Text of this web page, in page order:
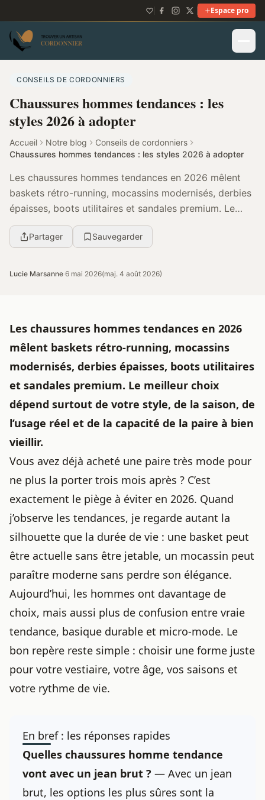
Espace pro
CONSEILS DE CORDONNIERS
Chaussures hommes tendances : les
styles 2026 à adopter
Accueil Notre blog
Conseils de cordonniers
Chaussures hommes tendances : les styles 2026 à adopter
Les chaussures hommes tendances en 2026 mêlent
baskets rétro-running, mocassins modernisés, derbies
épaisses, boots utilitaires et sandales premium. Le
meilleur choix dépend surtout de votre style, de...
Partager Sauvegarder
Lucie Marsanne·6 mai 2026(maj. 4 août 2026)
Les chaussures hommes tendances en 2026
mêlent baskets rétro-running, mocassins
modernisés, derbies épaisses, boots utilitaires
et sandales premium. Le meilleur choix
dépend surtout de votre style, de la saison, de
l’usage réel et de la capacité de la paire à bien
vieillir.
Vous avez déjà acheté une paire très mode pour
ne plus la porter trois mois après ? C’est
exactement le piège à éviter en 2026. Quand
j’observe les tendances, je regarde autant la
silhouette que la durée de vie : une basket peut
être actuelle sans être jetable, un mocassin peut
paraître moderne sans perdre son élégance.
Aujourd’hui, les hommes ont davantage de
choix, mais aussi plus de confusion entre vraie
tendance, basique durable et micro-mode. Le
bon repère reste simple : choisir une forme juste
pour votre vestiaire, votre âge, vos saisons et
votre rythme de vie.
En bref : les réponses rapides
Quelles chaussures homme tendance
vont avec un jean brut ? — Avec un jean
brut, les options les plus sûres sont la